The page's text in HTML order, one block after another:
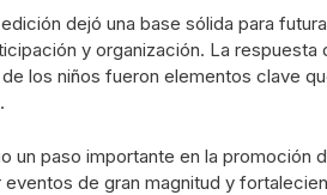
dejó una base sólida para
y organización. La
los niños fueron elementos clave
un paso importante en la promoción
de gran magnitud y